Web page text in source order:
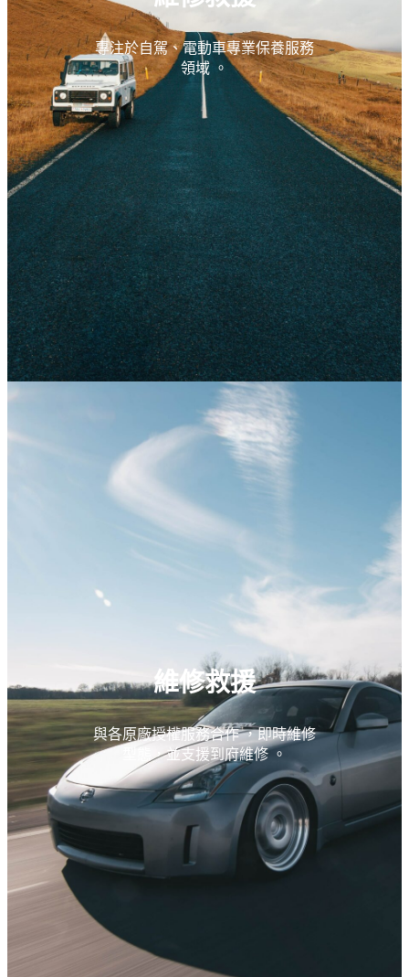
專注於自駕、電動車專業保養服務
領域 。
維修救援
與各原廠授權服務合作 ，即時維修
型態，並支援到府維修 。